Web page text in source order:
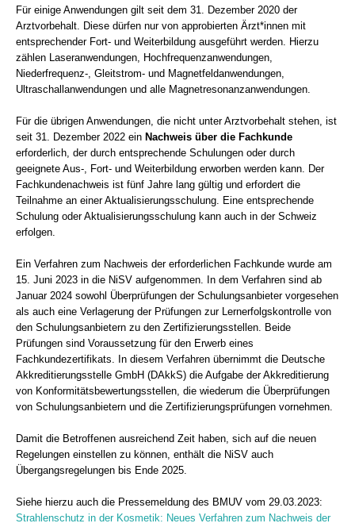
Für einige Anwendungen gilt seit dem 31. Dezember 2020 der
Arztvorbehalt. Diese dürfen nur von approbierten Ärzt*innen mit
entsprechender Fort- und Weiterbildung ausgeführt werden. Hierzu
zählen Laseranwendungen, Hochfrequenzanwendungen,
Niederfrequenz-, Gleitstrom- und Magnetfeldanwendungen,
Ultraschallanwendungen und alle Magnetresonanzanwendungen.
Für die übrigen Anwendungen, die nicht unter Arztvorbehalt stehen, ist
seit 31. Dezember 2022 ein Nachweis über die Fachkunde
erforderlich, der durch entsprechende Schulungen oder durch
geeignete Aus-, Fort- und Weiterbildung erworben werden kann. Der
Fachkundenachweis ist fünf Jahre lang gültig und erfordert die
Teilnahme an einer Aktualisierungsschulung. Eine entsprechende
Schulung oder Aktualisierungsschulung kann auch in der Schweiz
erfolgen.
Ein Verfahren zum Nachweis der erforderlichen Fachkunde wurde am
15. Juni 2023 in die NiSV aufgenommen. In dem Verfahren sind ab
Januar 2024 sowohl Überprüfungen der Schulungsanbieter vorgesehen
als auch eine Verlagerung der Prüfungen zur Lernerfolgskontrolle von
den Schulungsanbietern zu den Zertifizierungsstellen. Beide
Prüfungen sind Voraussetzung für den Erwerb eines
Fachkundezertifikats. In diesem Verfahren übernimmt die Deutsche
Akkreditierungsstelle GmbH (DAkkS) die Aufgabe der Akkreditierung
von Konformitätsbewertungsstellen, die wiederum die Überprüfungen
von Schulungsanbietern und die Zertifizierungsprüfungen vornehmen.
Damit die Betroffenen ausreichend Zeit haben, sich auf die neuen
Regelungen einstellen zu können, enthält die NiSV auch
Übergangsregelungen bis Ende 2025.
Siehe hierzu auch die Pressemeldung des BMUV vom 29.03.2023:
Strahlenschutz in der Kosmetik: Neues Verfahren zum Nachweis der